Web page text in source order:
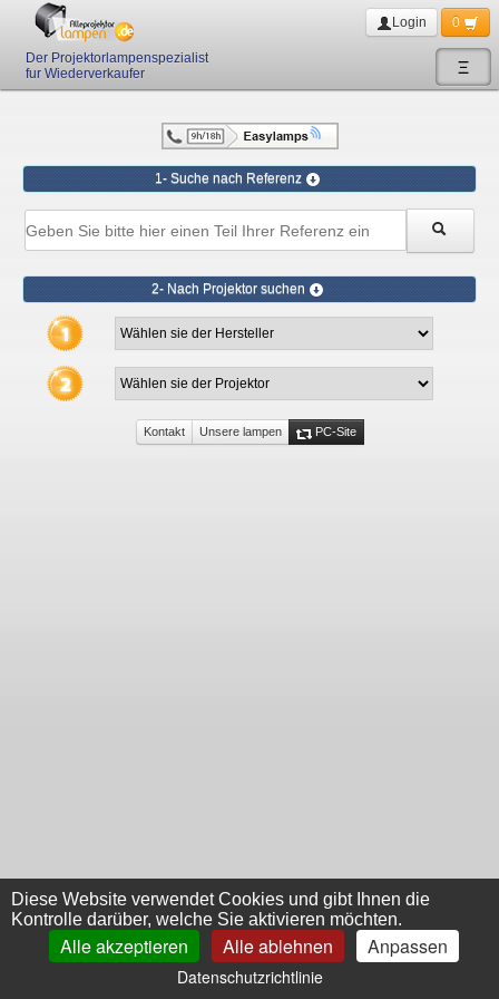
Ξ
Der Projektorlampenspezialist
fur Wiederverkaufer
Login 0
1- Suche nach Referenz
2- Nach Projektor suchen
Kontakt Unsere lampen PC-Site
Diese Website verwendet Cookies und gibt Ihnen die
Kontrolle darüber, welche Sie aktivieren möchten.
Alle akzeptieren Alle ablehnen Anpassen
Datenschutzrichtlinie